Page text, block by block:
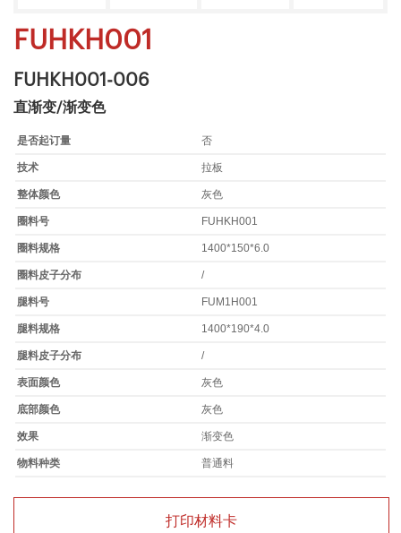
FUHKH001
FUHKH001-006
直渐变/渐变色
是否起订量 否
技术 拉板
整体颜色 灰色
圈料号 FUHKH001
圈料规格 1400*150*6.0
圈料皮子分布 /
腿料号 FUM1H001
腿料规格 1400*190*4.0
腿料皮子分布 /
表面颜色 灰色
底部颜色 灰色
效果 渐变色
物料种类 普通料
打印材料卡